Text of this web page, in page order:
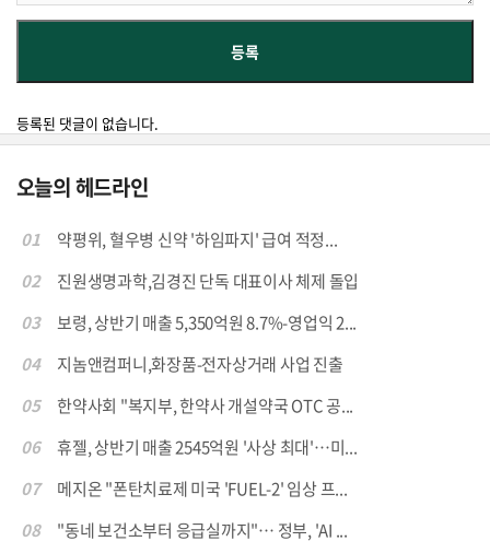
등록된 댓글이 없습니다.
오늘의 헤드라인
01
약평위, 혈우병 신약 '하임파지' 급여 적정...
02
진원생명과학,김경진 단독 대표이사 체제 돌입
03
보령, 상반기 매출 5,350억원 8.7%-영업익 2...
04
지놈앤컴퍼니,화장품-전자상거래 사업 진출
05
한약사회 "복지부, 한약사 개설약국 OTC 공...
06
휴젤, 상반기 매출 2545억원 '사상 최대'…미...
07
메지온 "폰탄치료제 미국 'FUEL-2' 임상 프...
08
"동네 보건소부터 응급실까지"… 정부, 'AI ...